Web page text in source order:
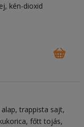
kén-dioxid
trappista sajt
főtt tojás